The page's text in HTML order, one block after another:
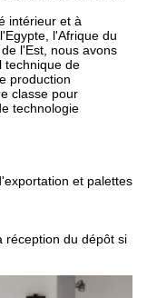
intérieur et à
l'Afrique du
l'Est, nous avons
technique de
production
classe pour
technologie
et palettes
réception du dépôt si